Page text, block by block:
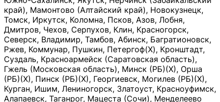
край), Мамонтово (Алтайский край), Новокузнецк,
Томск, Иркутск, Коломна, Псков, Азов, Лобня,
Дмитров, Чехов, Серпухов, Клин, Красногорск,
Северск, Владимир, Тамбов, Абинск, Багратионовск,
Ржев, Коммунар, Пушкин, Петергоф(Х), Кронштадт,
Суздаль, Красноармейск (Саратовская область),
Гжель (Московская область), Минск (РБ)(Х), Орша
(РБ)(Х), Пинск (РБ)(Х), Георгиевск, Могилев (РБ)(Х),
Курган, Ишим, Лениногорск, Златоуст, Красноуфимск,
Алапаевск, Таганрог, Мацеста (Сочи), Менделеево